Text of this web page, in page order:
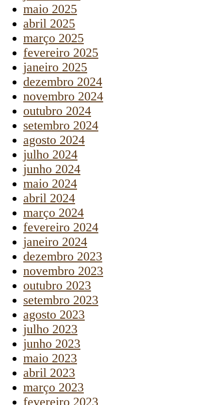
maio 2025
abril 2025
março 2025
fevereiro 2025
janeiro 2025
dezembro 2024
novembro 2024
outubro 2024
setembro 2024
agosto 2024
julho 2024
junho 2024
maio 2024
abril 2024
março 2024
fevereiro 2024
janeiro 2024
dezembro 2023
novembro 2023
outubro 2023
setembro 2023
agosto 2023
julho 2023
junho 2023
maio 2023
abril 2023
março 2023
fevereiro 2023